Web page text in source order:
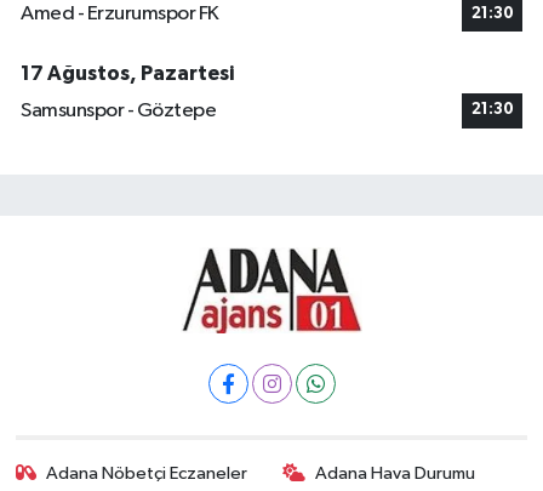
Amed - Erzurumspor FK 21:30
17 Ağustos, Pazartesi
Samsunspor - Göztepe
21:30
Adana Nöbetçi Eczaneler Adana Hava Durumu